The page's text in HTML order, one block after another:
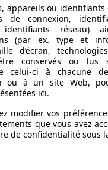
92 kW (125 PS)
km/h) 9.4s
h)
196 km/h
5
200 nm
Essence
3
appareils ou
de connexion,
identifiants réseau)
(par ex. type et
d’écran,
conservés ou lus
celui-ci à chacune
ou à un site Web,
ici.
modifier vos
que vous avez
de confidentialité sous